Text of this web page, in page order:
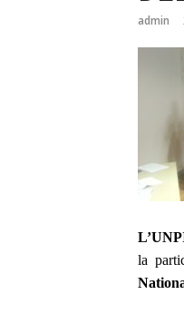
admin
la